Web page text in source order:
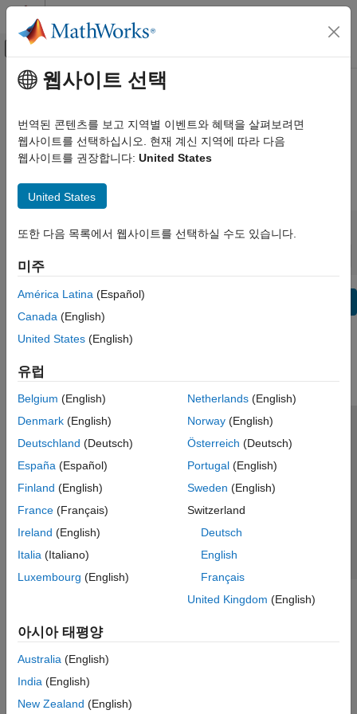
콘텐츠로 바로 가기
오프캔버스 탐색 메뉴 토글
보기 기준: 카테고리
MATLAB 사용
MATLAB Copilot
Simulink Copilot
이벤트 기반 모델링
실시간 시뮬레이션 및 테스트
병렬 연산
리포팅 및 데이터베이스 액세스
애플리케이션 배포
검증 및 확인(V&V), 테스트
클라우드 기능
교육 및 학습
응용 분야
AI 및 통계학
수학 및 최적화
제어 시스템
테스트 및 계측(T&M)
RF 및 혼성 신호
주요 콘텐츠
Simscape 릴리스 정보
버그 리포트 | 수정된 버그 expand all in page
to 비호환성
하이라이트
텍스트 필터: Simscape 릴리스 정보
이 페이지가 얼마나 도움이 되었습니까?
웹사이트 선택
번역된 콘텐츠를 보고 지역별 이벤트와 혜택을 살펴보려면
웹사이트를 선택하십시오. 현재 계신 지역에 따라 다음
웹사이트를 권장합니다: United States
United States
또한 다음 목록에서 웹사이트를 선택하실 수도 있습니다.
미주
América Latina (Español)
Canada (English)
United States (English)
유럽
Belgium (English)
Denmark (English)
Deutschland (Deutsch)
España (Español)
Finland (English)
France (Français)
Ireland (English)
Italia (Italiano)
Luxembourg (English)
Netherlands(English)
Norway(English)
Österreich (Deutsch)
Portugal(English)
Sweden (English)
Switzerland
Deutsch
English
Français
United Kingdom (English)
아시아 태평양
Australia (English)
India (English)
New Zealand (English)
개인정보 취급방침